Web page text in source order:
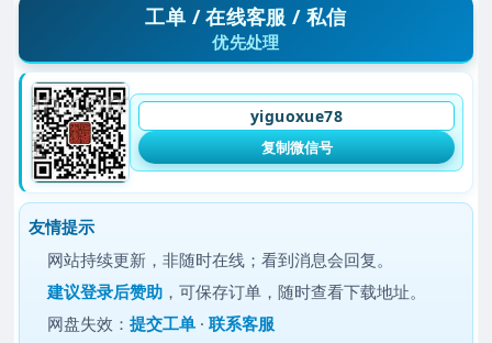
工单 / 在线客服 / 私信
优先处理
yiguoxue78
复制微信号
友情提示
网站持续更新，非随时在线；看到消息会回复。
建议登录后赞助 ，可保存订单，随时查看下载地址。
网盘失效：提交工单 ·联系客服